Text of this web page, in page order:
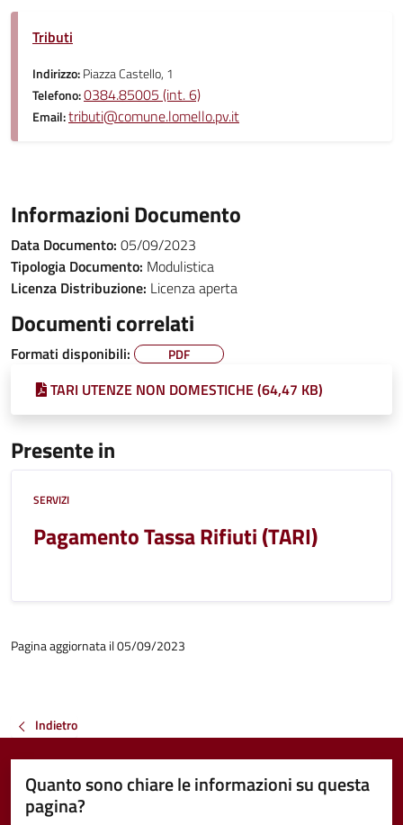
Tributi
Indirizzo:Piazza Castello, 1
Telefono:0384.85005 (int. 6)
Email:tributi@comune.lomello.pv.it
Informazioni Documento
Data Documento: 05/09/2023
Tipologia Documento: Modulistica
Licenza Distribuzione: Licenza aperta
Documenti correlati
Formati disponibili: PDF
TARI UTENZE NON DOMESTICHE (64,47 KB)
Presente in
SERVIZI
Pagamento Tassa Rifiuti (TARI)
Pagina aggiornata il 05/09/2023
Indietro
Quanto sono chiare le informazioni su questa
pagina?